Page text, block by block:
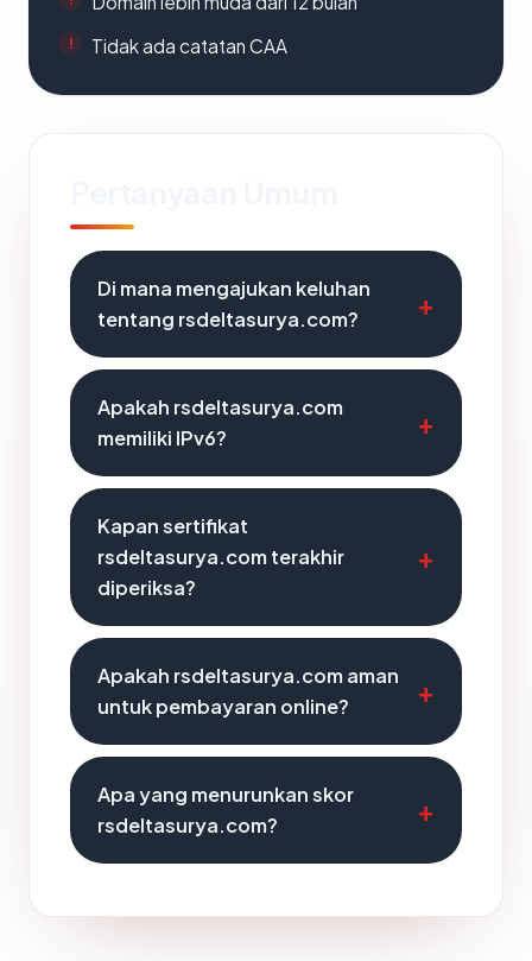
Tidak ada catatan CAA
Di mana mengajukan keluhan
tentang rsdeltasurya.com?
Apakah rsdeltasurya.com
memiliki IPv6?
Kapan sertifikat
rsdeltasurya.com terakhir
diperiksa?
Apakah rsdeltasurya.com aman
untuk pembayaran online?
Apa yang menurunkan skor
rsdeltasurya.com?